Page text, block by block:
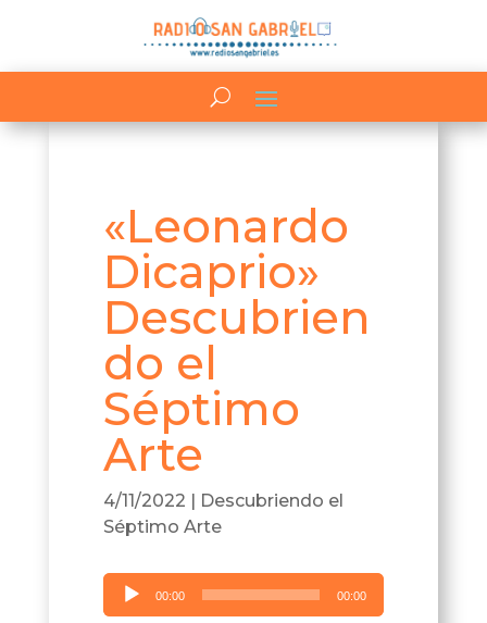
«Leonardo
Dicaprio»
Descubrien
do el
Séptimo
Arte
4/11/2022 | Descubriendo el
Séptimo Arte
Reproductor
de
00:00 00:00